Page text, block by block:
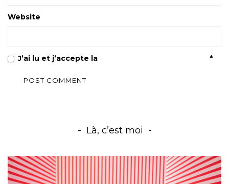
Website
J’ai lu et j’accepte la *
Là, c’est moi